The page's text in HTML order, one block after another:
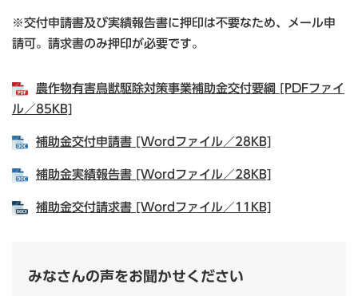
※交付申請書及び実績報告書に押印は不要なため、メール申
請可。請求書のみ押印が必要です。
農作物有害鳥獣駆除対策事業補助金交付要綱 [PDFファイ
ル／85KB]
補助金交付申請書 [Wordファイル／28KB]
補助金実績報告書 [Wordファイル／28KB]
補助金交付請求書 [Wordファイル／11KB]
みなさんの声をお聞かせください